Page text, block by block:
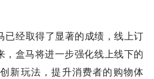
已经取得了显著的成绩，线上订
，盒马将进一步强化线上线下的
新玩法，提升消费者的购物体